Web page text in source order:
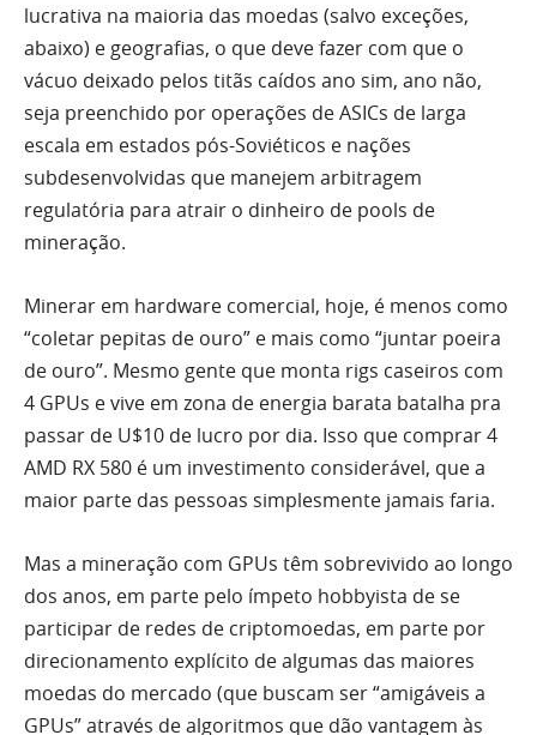
lucrativa na maioria das moedas (salvo exceções,
abaixo) e geografias, o que deve fazer com que o
vácuo deixado pelos titãs caídos ano sim, ano não,
seja preenchido por operações de ASICs de larga
escala em estados pós-Soviéticos e nações
subdesenvolvidas que manejem arbitragem
regulatória para atrair o dinheiro de pools de
mineração.
Minerar em hardware comercial, hoje, é menos como
“coletar pepitas de ouro” e mais como “juntar poeira
de ouro”. Mesmo gente que monta rigs caseiros com
4 GPUs e vive em zona de energia barata batalha pra
passar de U$10 de lucro por dia. Isso que comprar 4
AMD RX 580 é um investimento considerável, que a
maior parte das pessoas simplesmente jamais faria.
Mas a mineração com GPUs têm sobrevivido ao longo
dos anos, em parte pelo ímpeto hobbyista de se
participar de redes de criptomoedas, em parte por
direcionamento explícito de algumas das maiores
moedas do mercado (que buscam ser “amigáveis a
GPUs” através de algoritmos que dão vantagem às